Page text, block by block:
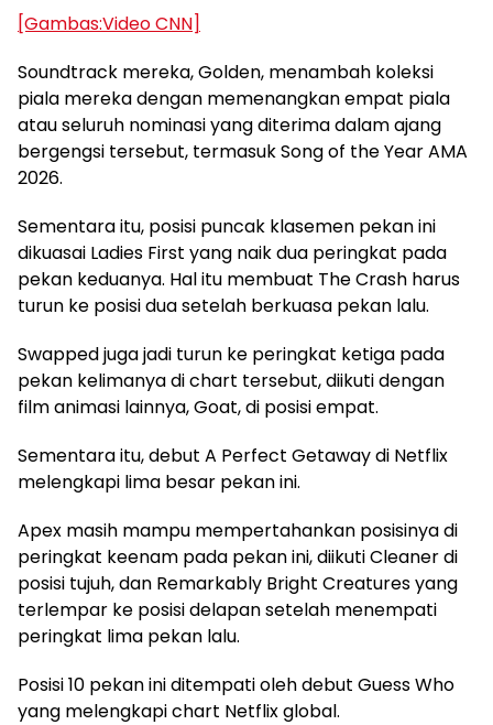
[Gambas:Video CNN]
Soundtrack mereka, Golden, menambah koleksi
piala mereka dengan memenangkan empat piala
atau seluruh nominasi yang diterima dalam ajang
bergengsi tersebut, termasuk Song of the Year AMA
2026.
Sementara itu, posisi puncak klasemen pekan ini
dikuasai Ladies First yang naik dua peringkat pada
pekan keduanya. Hal itu membuat The Crash harus
turun ke posisi dua setelah berkuasa pekan lalu.
Swapped juga jadi turun ke peringkat ketiga pada
pekan kelimanya di chart tersebut, diikuti dengan
film animasi lainnya, Goat, di posisi empat.
Sementara itu, debut A Perfect Getaway di Netflix
melengkapi lima besar pekan ini.
Apex masih mampu mempertahankan posisinya di
peringkat keenam pada pekan ini, diikuti Cleaner di
posisi tujuh, dan Remarkably Bright Creatures yang
terlempar ke posisi delapan setelah menempati
peringkat lima pekan lalu.
Posisi 10 pekan ini ditempati oleh debut Guess Who
yang melengkapi chart Netflix global.